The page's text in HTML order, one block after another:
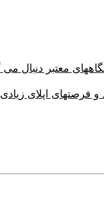
فرصتهای اپلای